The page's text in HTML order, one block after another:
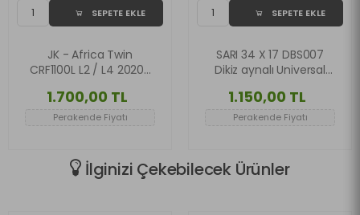
SEPETE EKLE
JK - Africa Twin
CRF1100L L2 / L4 2020-
FÜME
1.700,00 TL
Perakende Fiyatı
SEPETE EKLE
SARI 34 X 17 DBS007
Dikiz aynalı Universal
Deflektör
1.150,00 TL
Perakende Fiyatı
İlginizi Çekebilecek Ürünler